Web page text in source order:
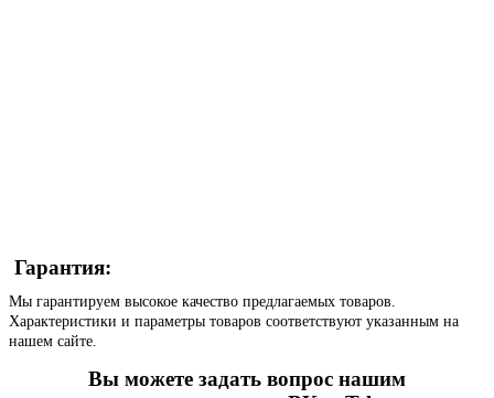
Гарантия:
Мы гарантируем высокое качество предлагаемых товаров.
Характеристики и параметры товаров соответствуют указанным на
нашем сайте.
Вы можете задать вопрос нашим